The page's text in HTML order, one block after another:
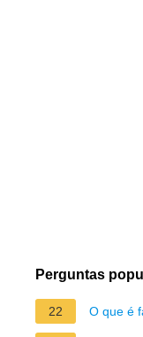
Perguntas
22 O que é